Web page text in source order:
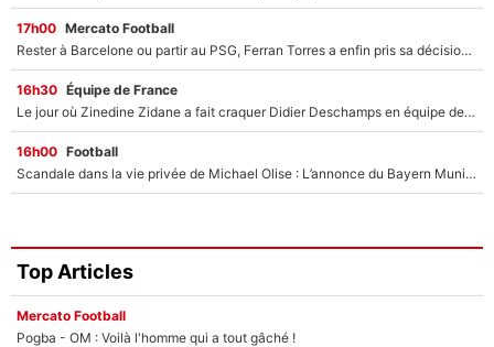
17h00 Mercato Football
Rester à Barcelone ou partir au PSG, Ferran Torres a enfin pris sa décision : La course contre la montre est lancée !
16h30 Équipe de France
Le jour où Zinedine Zidane a fait craquer Didier Deschamps en équipe de France : «Je m’en suis voulu», l’ancien sélectionneur a regretté son geste !
16h00 Football
Scandale dans la vie privée de Michael Olise : L’annonce du Bayern Munich sur son enfant caché
Top Articles
Mercato Football
Pogba - OM : Voilà l'homme qui a tout gâché !